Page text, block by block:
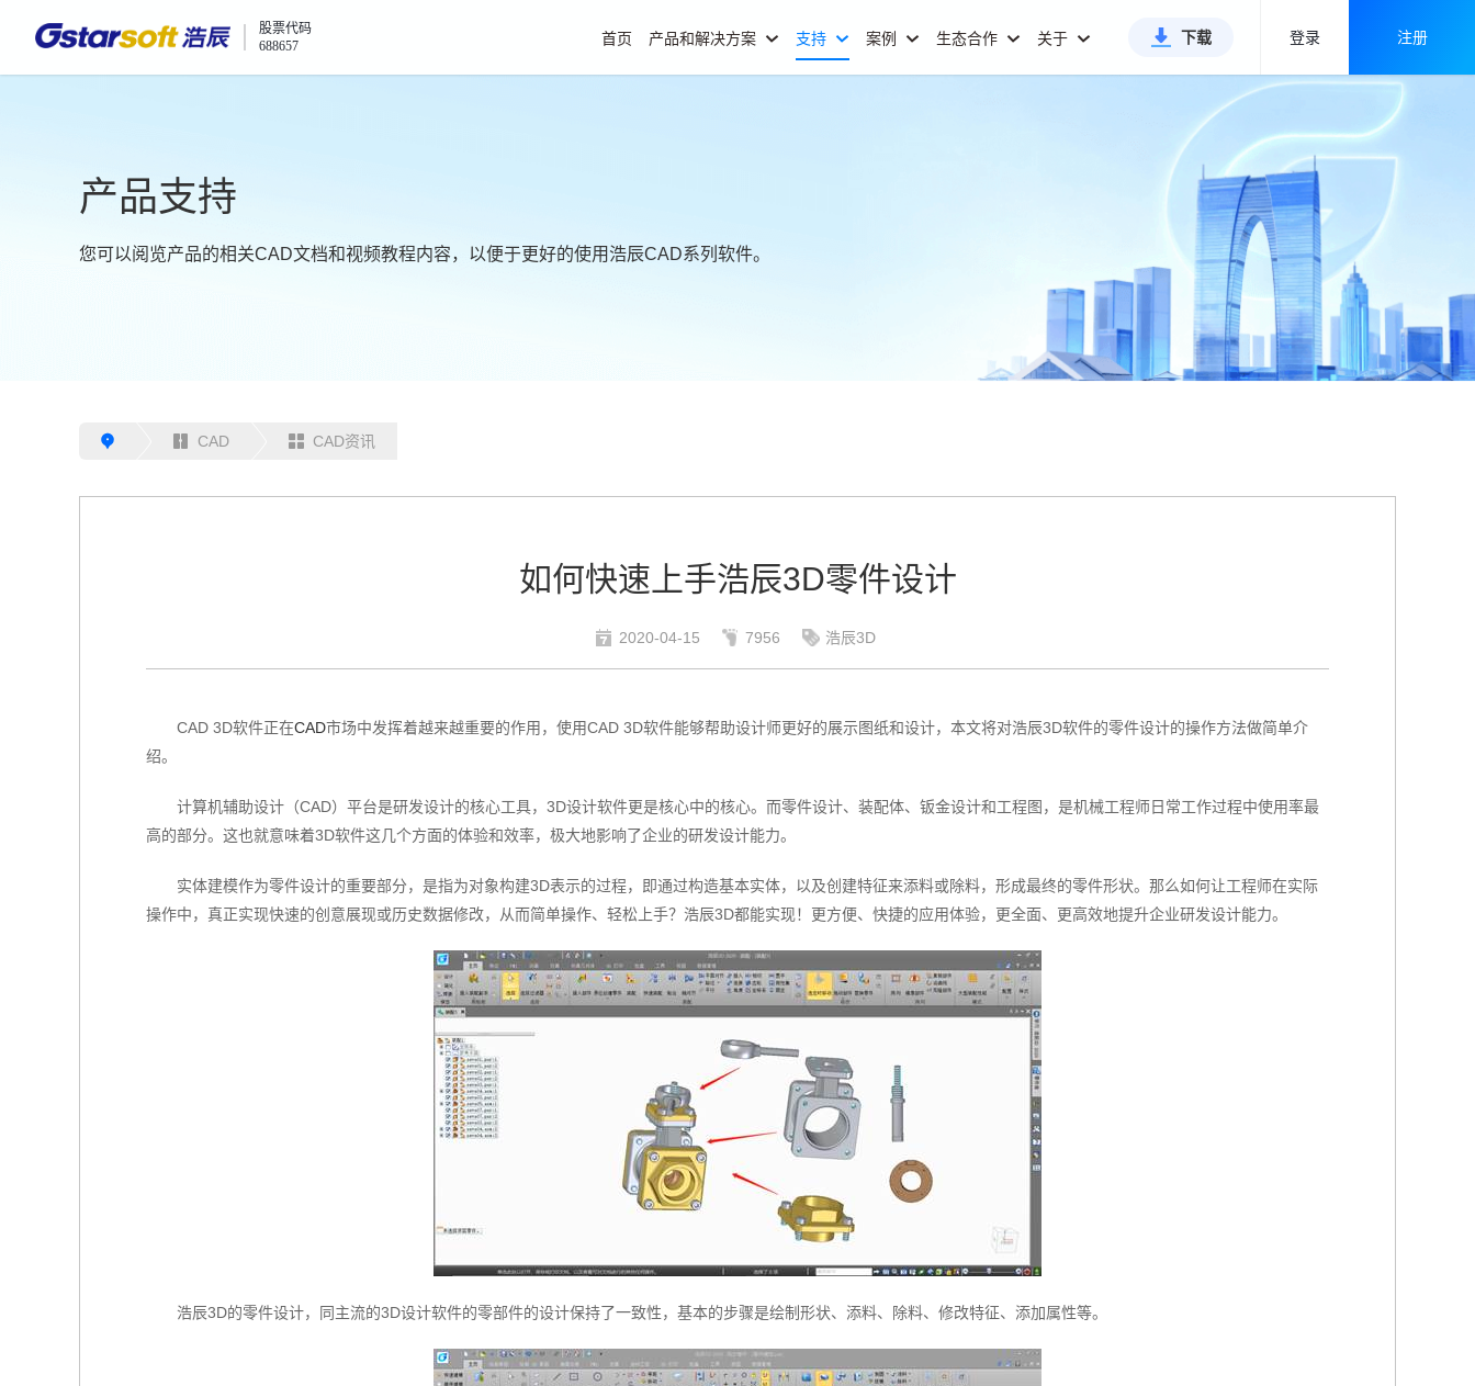
股票代码
688657
首页 产品和解决方案 支持 案例 生态合作 关于 下载 登录 注册
产品支持
您可以阅览产品的相关CAD文档和视频教程内容，以便于更好的使用浩辰CAD系列软件。
CAD CAD资讯
如何快速上手浩辰3D零件设计
2020-04-15 7956 浩辰3D
CAD 3D软件正在CAD市场中发挥着越来越重要的作用，使用CAD 3D软件能够帮助设计师更好的展示图纸和设计，本文将对浩辰3D软件的零件设计的操作方法做简单介
绍。
计算机辅助设计（CAD）平台是研发设计的核心工具，3D设计软件更是核心中的核心。而零件设计、装配体、钣金设计和工程图，是机械工程师日常工作过程中使用率最
高的部分。这也就意味着3D软件这几个方面的体验和效率，极大地影响了企业的研发设计能力。
实体建模作为零件设计的重要部分，是指为对象构建3D表示的过程，即通过构造基本实体，以及创建特征来添料或除料，形成最终的零件形状。那么如何让工程师在实际
操作中，真正实现快速的创意展现或历史数据修改，从而简单操作、轻松上手？浩辰3D都能实现！更方便、快捷的应用体验，更全面、更高效地提升企业研发设计能力。
浩辰3D的零件设计，同主流的3D设计软件的零部件的设计保持了一致性，基本的步骤是绘制形状、添料、除料、修改特征、添加属性等。